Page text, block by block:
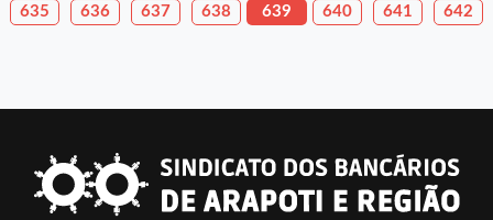
635 636 637 638 639 640 641 642